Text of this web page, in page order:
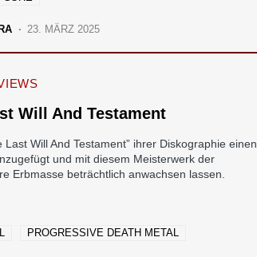
23. MÄRZ 2025
Will And Testament
Last Will And Testament” ihrer Diskographie einen
und mit diesem Meisterwerk der
Erbmasse beträchtlich anwachsen lassen.
PROGRESSIVE DEATH METAL